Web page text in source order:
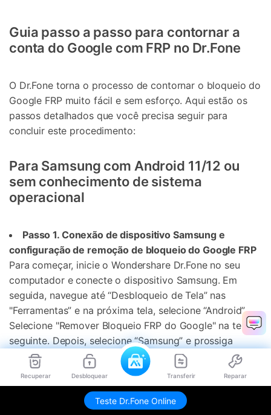
Recuperar Desbloquear Transferir Reparar
Teste Dr.Fone Online
Guia passo a passo para contornar a
conta do Google com FRP no Dr.Fone
O Dr.Fone torna o processo de contornar o bloqueio do
Google FRP muito fácil e sem esforço. Aqui estão os
passos detalhados que você precisa seguir para
concluir este procedimento:
Para Samsung com Android 11/12 ou
sem conhecimento de sistema
operacional
Passo 1. Conexão de dispositivo Samsung e
configuração de remoção de bloqueio do Google FRP
Para começar, inicie o Wondershare Dr.Fone no seu
computador e conecte o dispositivo Samsung. Em
seguida, navegue até “Desbloqueio de Tela” nas
"Ferramentas” e na próxima tela, selecione “Android”.
Selecione "Remover Bloqueio FRP do Google" na tela
seguinte. Depois, selecione “Samsung” e prossiga
clicando no botão “Iniciar”.
Passo 2. Selecionar versão do sistema operacional
e acessar menu oculto